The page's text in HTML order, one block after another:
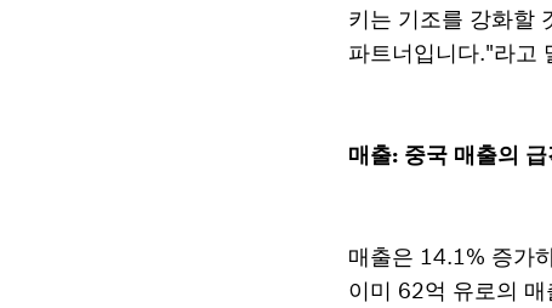
키는 기조를 강화할
파트너입니다."라고
매출: 중국 매출의
매출은 14.1% 증가
이미 62억 유로의